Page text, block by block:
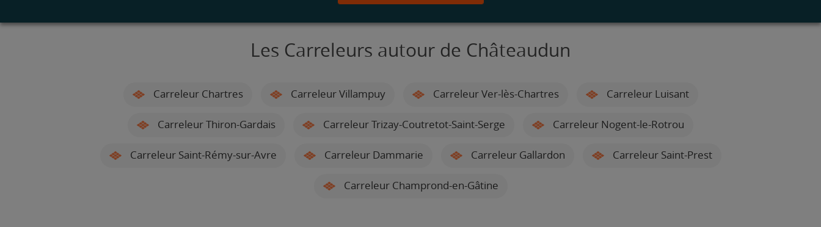
Les Carreleurs autour de Châteaudun
Carreleur Chartres Carreleur Villampuy Carreleur Ver-lès-Chartres Carreleur Luisant
Carreleur Thiron-Gardais Carreleur Trizay-Coutretot-Saint-Serge Carreleur Nogent-le-Rotrou
Carreleur Saint-Rémy-sur-Avre Carreleur Dammarie Carreleur Gallardon Carreleur Saint-Prest
Carreleur Champrond-en-Gâtine